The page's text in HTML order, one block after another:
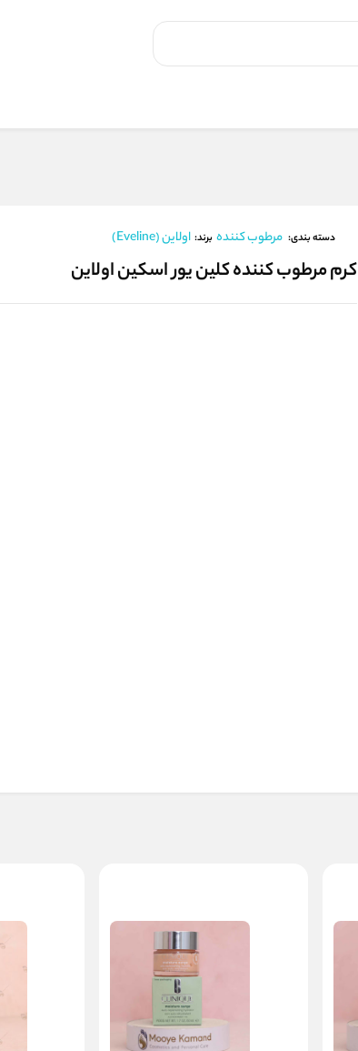
دسته بندی: مرطوب کننده برند: اولاین (Eveline)
کرم مرطوب کننده کلین یور اسکین اولاین